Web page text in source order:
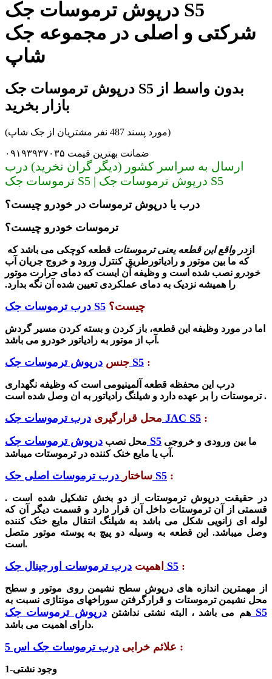
درپوش ترموسات جک S5
شرکتی و اصلی در مجموعه جک
شاپ
درپوش ترموسات جک S5 بدون واسط از
بازار بخرید
(مورد پسند 487 نفر مشتریان از جک شاپ)
ضمانت بهترین قیمت ۰۹۱۹۳۹۳۷۰۳۵
ارسال به سراسر کشور (دیگر گران نخرید) درب
ترموسات جک S5 | درپوش ترموسات جک S5
درب یا درپوش ترموسات در خودرو چیست؟
ترموسات خودرو چیست؟
در واقع این قطعه یعنی ترموستات قطعه کوچکی می باشد که
از
طریق کنترل ورود و خروج جریان آب که ما بین موتور و رادیاتور
خودرو نصب شده است و وظیفه آن ایست که دمای حرارت موتور
را همیشه نزدیک به دمای عملکردی تعیین شده آن نگه بدارد.
درب ترموسات جک S5 چیست؟
اما در مورد وظیفه این قطعه، باز کردن و بسته کردن مسیر گردش
آب از موتور به رادیاتور خودرو می باشد.
جنس درپوش ترموسات جک S5 :
درب این محفظه قطعه آلمینیومی است که وظیفه نگهداری
ترموستات را بر عهده دارد و شیلنگ رادیاتور به ان وصل شده است .
محل قرارگیری درب ترموسات جک JAC S5 :
محل نصب درپوش ترموسات جک S5
آب یا مایع خنک کننده در ترموستات میباشد.
ساختار درب ترموسات اصلی جک S5 :
در حقیقت درپوش ترموستات از دو بخش تشکیل شده است .
قسمتی از آن ترموستات داخل آن قرار دارد و قسمت دیگر آن که
لوله ای زانویی شکل می باشد به شیلنگ انتقال مایع خنک کننده
وصل میباشد. این قطعه به وسیله دو پیچ به پوسته موتور متصل
است.
اهمیت درب ترموسات اورجینال جک S5 :
از مهمترین اندازه های درپوش سطح نشیمن روی موتور و سطح
محل نشیمن ترموستات و قرارگرفتن سوراخهای مونتاژی نسبت به
هم می باشد ، البته نشتی نداشتندرپوش ترموسات جک S5
دارای اهمیت می باشد.
علائم خرابی درب ترموسات جک اس 5 :
1-وجود نشتی